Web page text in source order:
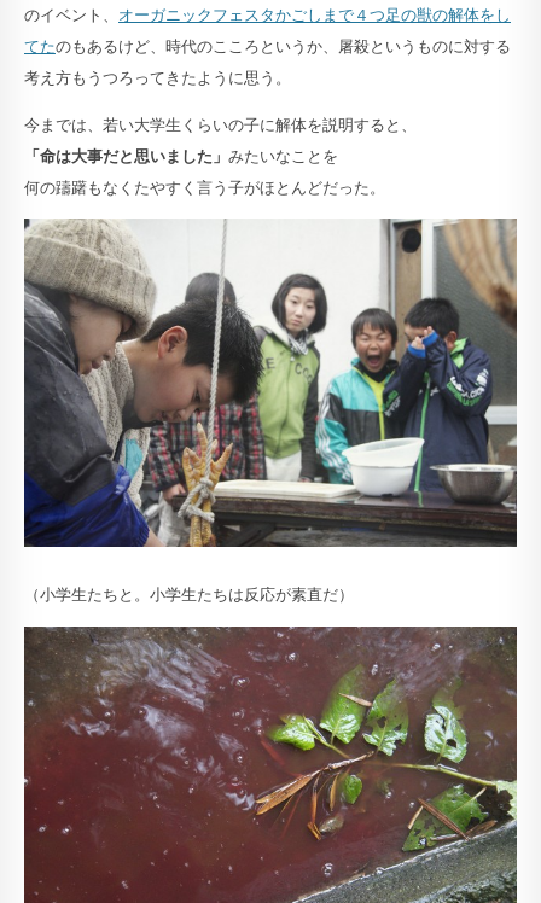
のイベント、 オーガニックフェスタかごしまで４つ足の獣の解体をし
てたのもあるけど、時代のこころというか、屠殺というものに対する
考え方もうつろってきたように思う。
今までは、若い大学生くらいの子に解体を説明すると、
「命は大事だと思いました」 みたいなことを
何の躊躇もなくたやすく言う子がほとんどだった。
（小学生たちと。小学生たちは反応が素直だ）